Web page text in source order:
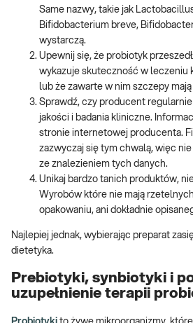
Same nazwy, takie jak
Bifidobacterium breve,
wystarczą.
Upewnij się, że probiotyk
wykazuje skuteczność w leczeniu
lub że zawarte w nim szczepy mają
Sprawdź, czy producent
jakości i badania kliniczne.
stronie internetowej producenta.
zazwyczaj się tym chwalą, więc
ze znalezieniem tych danych.
Unikaj bardzo tanich produktów,
Wyrobów które nie mają
opakowaniu, ani dokładnie
Najlepiej jednak, wybierając preparat
dietetyka.
Prebiotyki, synbiotyki i
uzupełnienie terapii